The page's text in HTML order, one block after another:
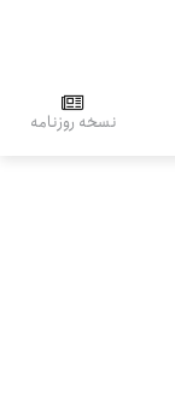
نسخه روزنامه